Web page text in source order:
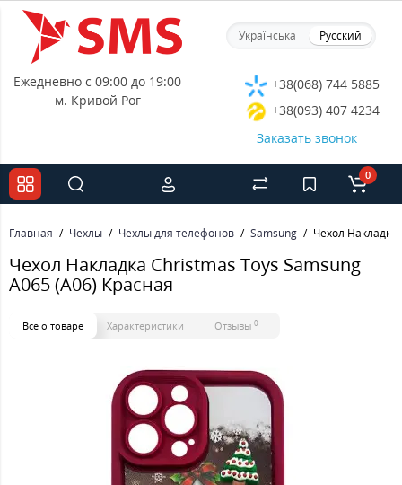
Українська Русский
Ежедневно с 09:00 до 19:00
м. Кривой Рог
+38(068) 744 5885
+38(093) 407 4234
Заказать звонок
0
Главная Чехлы Чехлы для телефонов Samsung Чехол Накладка
Чехол Накладка Christmas Toys Samsung
A065 (A06) Красная
Все о товаре Характеристики Отзывы 0